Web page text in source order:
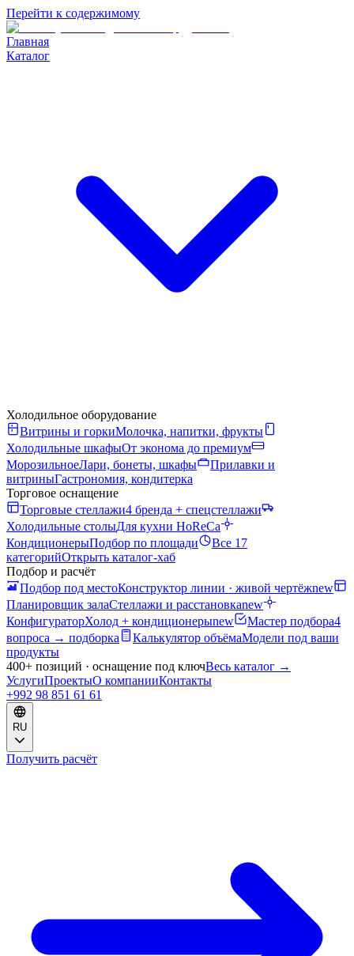
Перейти к содержимому
Главная
Каталог
Холодильное оборудование
Витрины и горкиМолочка, напитки, фрукты
Холодильные шкафыОт эконома до премиум
МорозильноеЛари, бонеты, шкафы
Прилавки и
витриныГастрономия, кондитерка
Торговое оснащение
Торговые стеллажи4 бренда + спецстеллажи
Холодильные столыДля кухни HoReCa
КондиционерыПодбор по площади
Все 17
категорийОткрыть каталог-хаб
Подбор и расчёт
Подбор под местоКонструктор линии · живой чертёжnew
Планировщик залаСтеллажи и расстановкаnew
КонфигураторХолод + кондиционерыnew Мастер подбора4
вопроса → подборка
Калькулятор объёмаМодели под ваши
продукты
400+ позиций · оснащение под ключВесь каталог →
УслугиПроектыО компанииКонтакты
+992 98 851 61 61
RU
Получить расчёт